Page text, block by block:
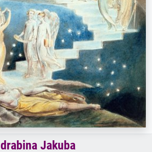
drabina Jakuba